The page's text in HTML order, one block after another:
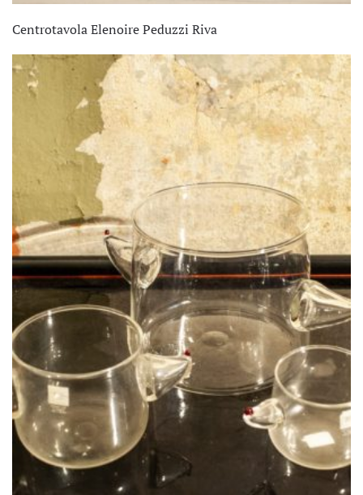
Centrotavola Elenoire Peduzzi Riva